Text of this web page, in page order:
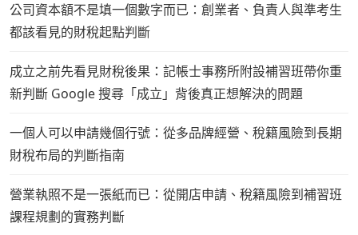
公司資本額不是填一個數字而已：創業者、負責人與準考生
都該看見的財稅起點判斷
成立之前先看見財稅後果：記帳士事務所附設補習班帶你重
新判斷 Google 搜尋「成立」背後真正想解決的問題
一個人可以申請幾個行號：從多品牌經營、稅籍風險到長期
財稅布局的判斷指南
營業執照不是一張紙而已：從開店申請、稅籍風險到補習班
課程規劃的實務判斷